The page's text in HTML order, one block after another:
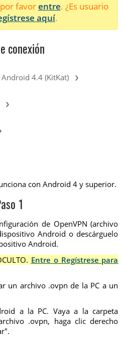
favorentre. ¿Es usuario
aquí.
conexión
Android 4.4 (KitKat) ›
›
con Android 4 y superior.
1
de OpenVPN (archivo
Android o descárguelo
Android.
Entre o Regístrese para
un archivo .ovpn de la PC a un
a la PC. Vaya a la carpeta
.ovpn, haga clic derecho